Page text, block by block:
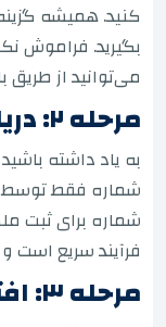
کنید. همیشه
بگیرید. فراموش
می‌توانید از طریق
مرحله ۲: دریافت شماره مالیاتی
به یاد داشته
شماره فقط توسط
شماره برای ثبت
فرآیند سریع
مرحله ۳: افتتاح حساب بانکی ترکیه